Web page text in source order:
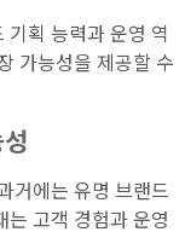
획 능력과 운영 역
가능성을 제공할 수
거에는 유명 브랜드
고객 경험과 운영